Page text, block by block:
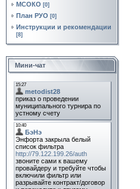
МСОКО [0]
План РУО [0]
Инструкции и рекомендации
[8]
Мини-чат